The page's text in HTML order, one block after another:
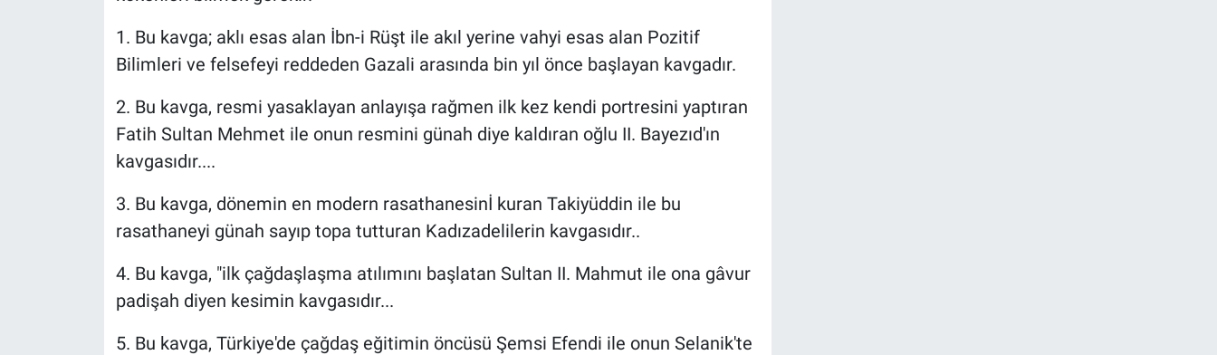
1. Bu kavga; aklı esas alan İbn-i Rüşt ile akıl yerine vahyi esas alan Pozitif
Bilimleri ve felsefeyi reddeden Gazali arasında bin yıl önce başlayan kavgadır.
2. Bu kavga, resmi yasaklayan anlayışa rağmen ilk kez kendi portresini yaptıran
Fatih Sultan Mehmet ile onun resmini günah diye kaldıran oğlu II. Bayezıd'ın
kavgasıdır....
3. Bu kavga, dönemin en modern rasathanesinİ kuran Takiyüddin ile bu
rasathaneyi günah sayıp topa tutturan Kadızadelilerin kavgasıdır..
4. Bu kavga, "ilk çağdaşlaşma atılımını başlatan Sultan II. Mahmut ile ona gâvur
padişah diyen kesimin kavgasıdır...
5. Bu kavga, Türkiye'de çağdaş eğitimin öncüsü Şemsi Efendi ile onun Selanik'te